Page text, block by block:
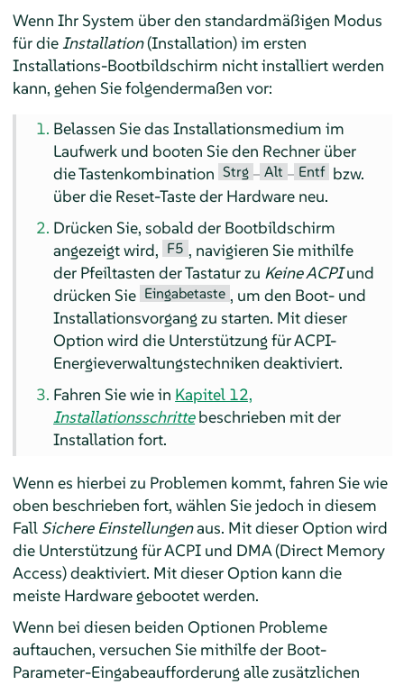
Wenn Ihr System über den standardmäßigen Modus
für dieInstallation(Installation) im ersten
Installations-Bootbildschirm nicht installiert werden
kann, gehen Sie folgendermaßen vor:
Belassen Sie das Installationsmedium im
Laufwerk und booten Sie den Rechner über
die Tastenkombination Strg – Alt – Entf bzw.
über die Reset-Taste der Hardware neu.
Drücken Sie, sobald der Bootbildschirm
angezeigt wird, F5 , navigieren Sie mithilfe
der Pfeiltasten der Tastatur zu Keine ACPIund
drücken Sie Eingabetaste , um den Boot- und
Installationsvorgang zu starten. Mit dieser
Option wird die Unterstützung für ACPI-
Energieverwaltungstechniken deaktiviert.
Fahren Sie wie in Kapitel 12,
Installationsschrittebeschrieben mit der
Installation fort.
Wenn es hierbei zu Problemen kommt, fahren Sie wie
oben beschrieben fort, wählen Sie jedoch in diesem
Fall Sichere Einstellungenaus. Mit dieser Option wird
die Unterstützung für ACPI und DMA (Direct Memory
Access) deaktiviert. Mit dieser Option kann die
meiste Hardware gebootet werden.
Wenn bei diesen beiden Optionen Probleme
auftauchen, versuchen Sie mithilfe der Boot-
Parameter-Eingabeaufforderung alle zusätzlichen